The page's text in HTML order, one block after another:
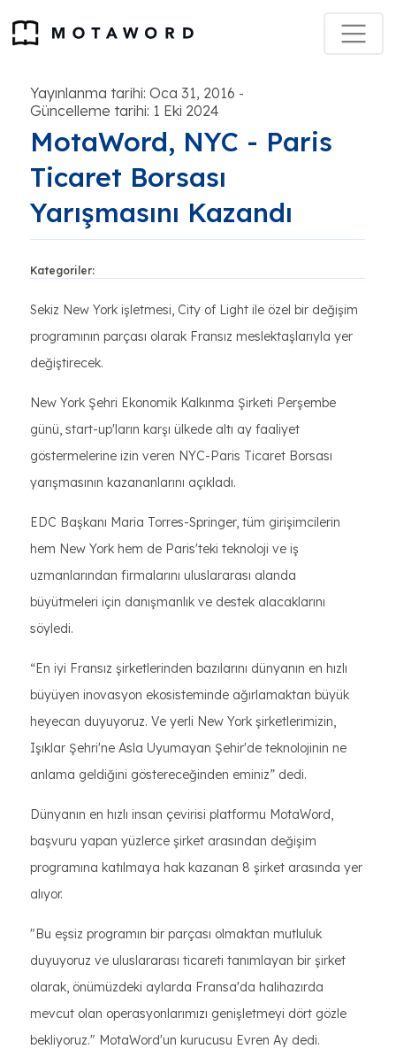
Yayınlanma tarihi: Oca 31, 2016 -
Güncelleme tarihi: 1 Eki 2024
MotaWord, NYC - Paris
Ticaret Borsası
Yarışmasını Kazandı
Kategoriler:
Sekiz New York işletmesi, City of Light ile özel bir değişim
programının parçası olarak Fransız meslektaşlarıyla yer
değiştirecek.
New York Şehri Ekonomik Kalkınma Şirketi Perşembe
günü, start-up'ların karşı ülkede altı ay faaliyet
göstermelerine izin veren NYC-Paris Ticaret Borsası
yarışmasının kazananlarını açıkladı.
EDC Başkanı Maria Torres-Springer, tüm girişimcilerin
hem New York hem de Paris'teki teknoloji ve iş
uzmanlarından firmalarını uluslararası alanda
büyütmeleri için danışmanlık ve destek alacaklarını
söyledi.
“En iyi Fransız şirketlerinden bazılarını dünyanın en hızlı
büyüyen inovasyon ekosisteminde ağırlamaktan büyük
heyecan duyuyoruz. Ve yerli New York şirketlerimizin,
Işıklar Şehri'ne Asla Uyumayan Şehir'de teknolojinin ne
anlama geldiğini göstereceğinden eminiz” dedi.
Dünyanın en hızlı insan çevirisi platformu MotaWord,
başvuru yapan yüzlerce şirket arasından değişim
programına katılmaya hak kazanan 8 şirket arasında yer
alıyor.
"Bu eşsiz programın bir parçası olmaktan mutluluk
duyuyoruz ve uluslararası ticareti tanımlayan bir şirket
olarak, önümüzdeki aylarda Fransa'da halihazırda
mevcut olan operasyonlarımızı genişletmeyi dört gözle
bekliyoruz." MotaWord'un kurucusu Evren Ay dedi.